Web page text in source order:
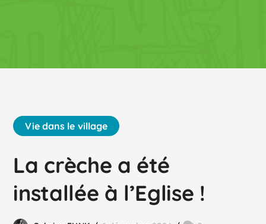
Vie dans le village
La crèche a été
installée à l’Eglise !